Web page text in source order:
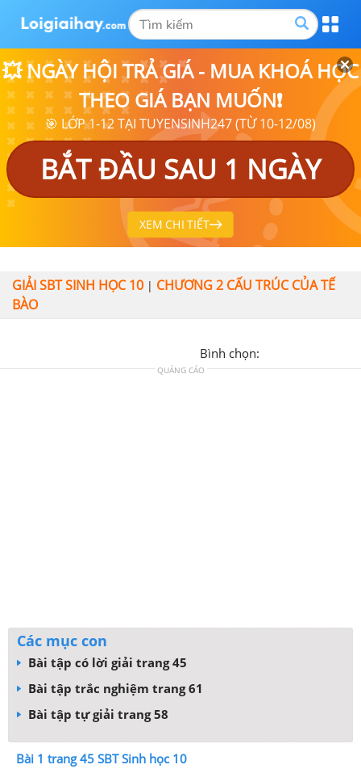
💥 NGÀY HỘI TRẢ GIÁ - MUA KHOÁ HỌC
THEO GIÁ BẠN MUỐN❗
🎯 LỚP 1-12 TẠI TUYENSINH247 (TỪ 10-12/08)
BẮT ĐẦU SAU 1 NGÀY
XEM CHI TIẾT
GIẢI SBT SINH HỌC 10 | CHƯƠNG 2 CẤU TRÚC CỦA TẾ
BÀO
Bình chọn:
QUẢNG CÁO
Các mục con
Bài tập có lời giải trang 45
Bài tập trắc nghiệm trang 61
Bài tập tự giải trang 58
Bài 1 trang 45 SBT Sinh học 10